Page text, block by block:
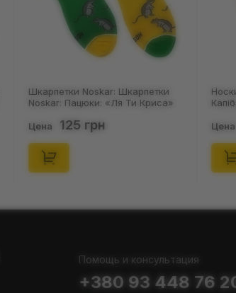
Шкарпетки Noskar: Шкарпетки
Noskar: Пацюки: «Ля Ти Криса»
Цена 125 грн Цена
Помощь и консультация
+380 93 448 76